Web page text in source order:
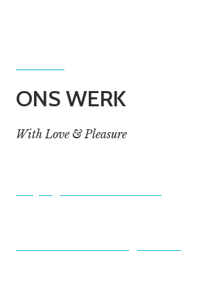
ONS WERK
With Love & Pleasure